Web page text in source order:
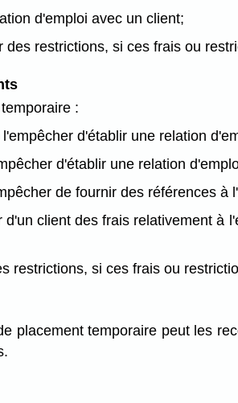
d'emploi avec un client;
restrictions, si ces frais ou
:
d'établir une relation
d'établir une relation
de fournir des références à
client des frais relativement
restrictions, si ces frais ou
placement temporaire peut les